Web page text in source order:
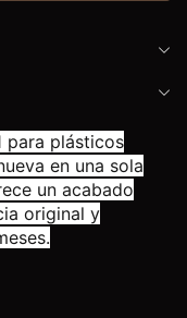
para plásticos
en una sola
un acabado
original y